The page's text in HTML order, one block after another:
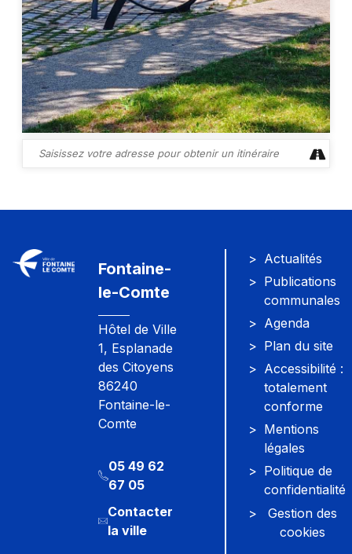
Fontaine-
le-Comte
Hôtel de Ville
1, Esplanade
des Citoyens
86240
Fontaine-le-
Comte
05 49 62
67 05
Contacter
la ville
Actualités
Publications
communales
Agenda
Plan du site
Accessibilité :
totalement
conforme
Mentions
légales
Politique de
confidentialité
Gestion des
cookies